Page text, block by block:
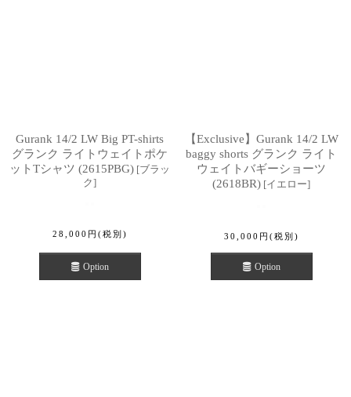
Gurank 14/2 LW Big PT-shirts
グランク ライトウェイトポケ
ットTシャツ (2615PBG) [ブラッ
ク]
28,000 円 (税別)
Option
【Exclusive】Gurank 14/2 LW
baggy shorts グランク ライト
ウェイトバギーショーツ
(2618BR) [イエロー]
30,000 円 (税別)
Option